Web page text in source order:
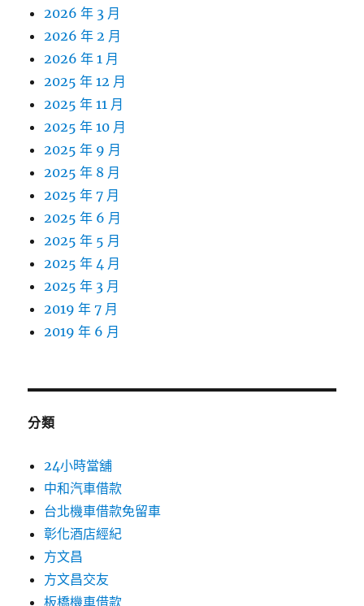
2026 年 3 月
2026 年 2 月
2026 年 1 月
2025 年 12 月
2025 年 11 月
2025 年 10 月
2025 年 9 月
2025 年 8 月
2025 年 7 月
2025 年 6 月
2025 年 5 月
2025 年 4 月
2025 年 3 月
2019 年 7 月
2019 年 6 月
分類
24小時當舖
中和汽車借款
台北機車借款免留車
彰化酒店經紀
方文昌
方文昌交友
板橋機車借款